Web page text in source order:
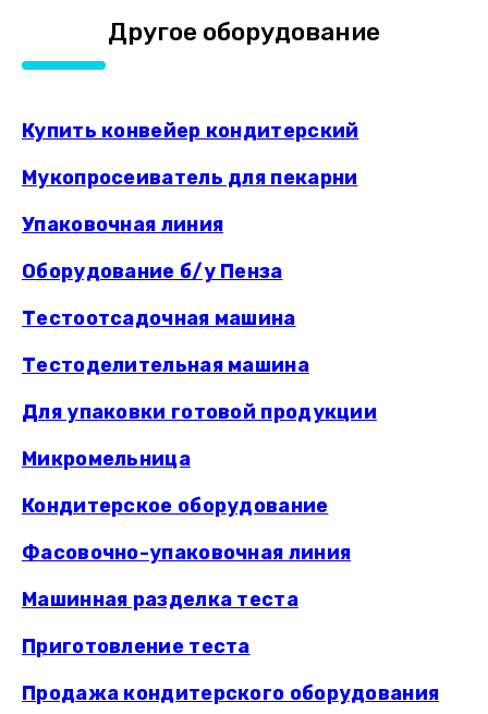
Другое оборудование
Купить конвейер кондитерский
Мукопросеиватель для пекарни
Упаковочная линия
Оборудование б/у Пенза
Тестоотсадочная машина
Тестоделительная машина
Для упаковки готовой продукции
Микромельница
Кондитерское оборудование
Фасовочно-упаковочная линия
Машинная разделка теста
Приготовление теста
Продажа кондитерского оборудования